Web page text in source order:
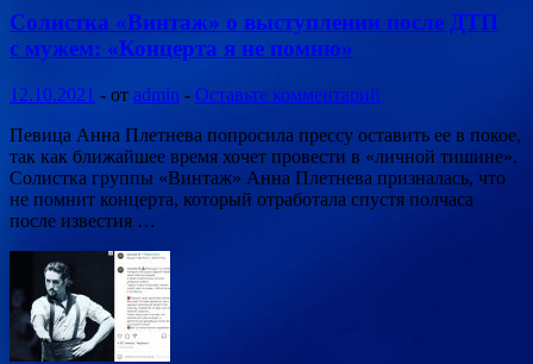
Солистка «Винтаж» о выступлении после ДТП
с мужем: «Концерта я не помню»
12.10.2021 - от admin - Оставьте комментарий
Певица Анна Плетнева попросила прессу оставить ее в покое,
так как ближайшее время хочет провести в «личной тишине».
Солистка группы «Винтаж» Анна Плетнева призналась, что
не помнит концерта, который отработала спустя полчаса
после известия …